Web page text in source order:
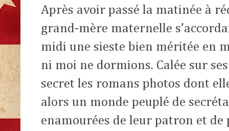
Après avoir passé la matinée à
grand-mère maternelle
midi une sieste bien méritée en
ni moi ne dormions. Calée sur
secret les romans photos dont
alors un monde peuplé de
enamourées de leur patron et